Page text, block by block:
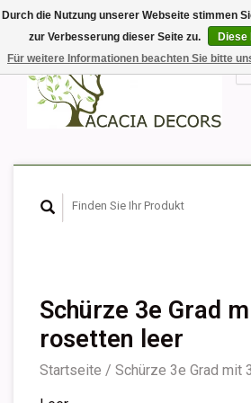
Schürze 3e Grad
rosetten leer
Startseite / Schürze 3e Grad mit
Durch die Nutzung unserer Webseite stimmen
zur Verbesserung dieser Seite zu.
Für weitere Informationen beachten Sie bitte